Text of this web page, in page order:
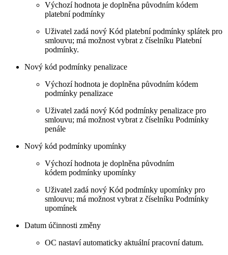
Výchozí hodnota je doplněna původním kódem
platební podmínky
Uživatel zadá nový Kód platební podmínky splátek pro
smlouvu; má možnost vybrat z číselníku Platební
podmínky.
Nový kód podmínky penalizace
Výchozí hodnota je doplněna původním kódem
podmínky penalizace
Uživatel zadá nový Kód podmínky penalizace pro
smlouvu; má možnost vybrat z číselníku Podmínky
penále
Nový kód podmínky upomínky
Výchozí hodnota je doplněna původním
kódem podmínky upomínky
Uživatel zadá nový Kód podmínky upomínky pro
smlouvu; má možnost vybrat z číselníku Podmínky
upomínek
Datum účinnosti změny
OC nastaví automaticky aktuální pracovní datum.